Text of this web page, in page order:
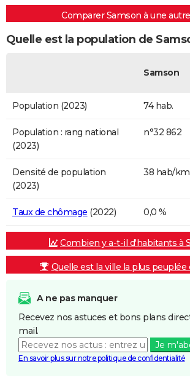
Comparer Samson à une autre
Quelle est la population de
Samson
Population (2023) 74 hab.
Population : rang national
(2023)
n°32 862
Densité de population
(2023)
38 hab/
Taux de chômage (2022) 0,0 %
Combien y a-t-il d'habitants à
Quelle est la ville la plus peuplée
A ne pas manquer
Recevez nos astuces et bons plans
mail.
Je
En savoir plus sur notre politique de confidentialité